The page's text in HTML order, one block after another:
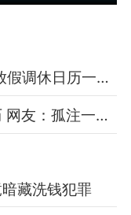
2025假期放假时间表 2025年放假调休日历一览表
中科院博士还原被骗至缅甸经历 网友：孤注一掷现实版
藏洗钱犯罪